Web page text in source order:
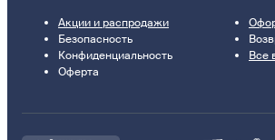
Акции и распродажи
Безопасность
Конфиденциальность
Оферта
Все